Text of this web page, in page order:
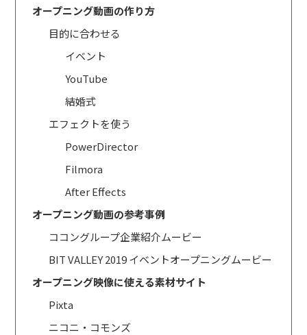
オープニング動画の作り方
目的に合わせる
イベント
YouTube
結婚式
エフェクトを使う
PowerDirector
Filmora
After Effects
オープニング動画の参考事例
ココングループ企業紹介ムービー
BIT VALLEY 2019 イベントオープニングムービー
オープニング映像に使える素材サイト
Pixta
ニコニ・コモンズ